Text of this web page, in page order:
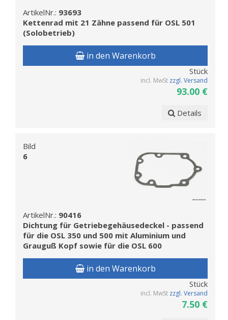
ArtikelNr.: 93693
Kettenrad mit 21 Zähne passend für OSL 501
(Solobetrieb)
in den Warenkorb
Stück
incl. MwSt zzgl. Versand
93.00 €
Details
Bild
6
ArtikelNr.: 90416
Dichtung für Getriebegehäusedeckel - passend
für die OSL 350 und 500 mit Aluminium und
Grauguß Kopf sowie für die OSL 600
in den Warenkorb
Stück
incl. MwSt zzgl. Versand
7.50 €